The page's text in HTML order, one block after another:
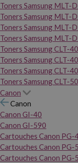
Toners Samsung MLT-
Toners Samsung MLT-
Toners Samsung MLT-
Toners Samsung MLT-
Toners Samsung CLT-
Toners Samsung CLT-
Toners Samsung CLT-
Toners Samsung CLT-
Canon
Canon
Canon GI-40
Canon GI-590
Cartouches Canon PG-
Cartouches Canon PG-
Cartouches Canon PG-